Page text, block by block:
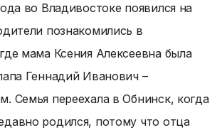
во Владивостоке появился на
познакомились в
мама Ксения Алексеевна была
Геннадий Иванович –
Семья переехала в Обнинск, когда
родился, потому что отца